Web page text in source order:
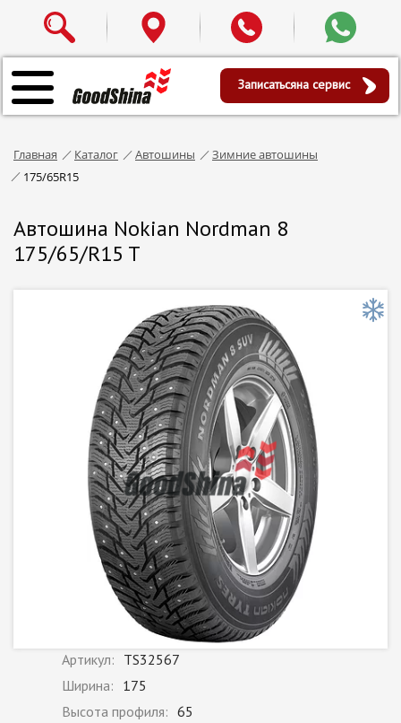
Записатьсяна сервис
Главная Каталог Автошины
Зимние автошины
175/65R15
Автошина Nokian Nordman 8
175/65/R15 T
Артикул: TS32567
Ширина: 175
Высота профиля: 65